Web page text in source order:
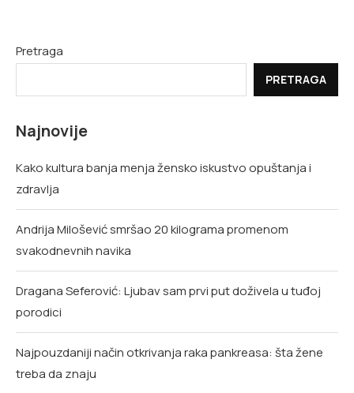
Pretraga
PRETRAGA
Najnovije
Kako kultura banja menja žensko iskustvo opuštanja i
zdravlja
Andrija Milošević smršao 20 kilograma promenom
svakodnevnih navika
Dragana Seferović: Ljubav sam prvi put doživela u tuđoj
porodici
Najpouzdaniji način otkrivanja raka pankreasa: šta žene
treba da znaju